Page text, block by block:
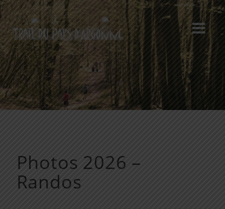
Photos 2026 –
Randos